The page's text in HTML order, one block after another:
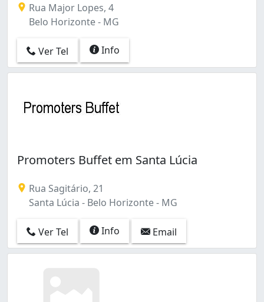
Rua Major Lopes, 4
Belo Horizonte - MG
Ver Tel Info
Promoters Buffet em Santa Lúcia
Rua Sagitário, 21
Santa Lúcia - Belo Horizonte - MG
Ver Tel Info Email